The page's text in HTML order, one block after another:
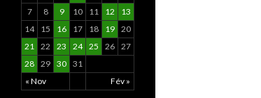
« Nov Fév »
7
8 9 10 11 12
13
14
15 16 17 18 19 20
21 22 23 24 25 26 27
28 29 30 31